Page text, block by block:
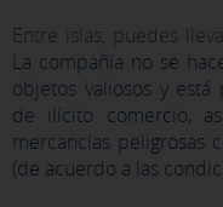
Entre islas, puedes
La compañía no se
objetos valiosos y
de ilícito comercio,
mercancías peligrosas
(de acuerdo a las